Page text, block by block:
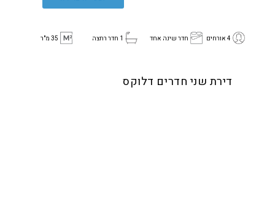
4 אורחים חדר שינה אחד 1 חדר רחצה 35 מ"ר
דירת שני חדרים דלוקס